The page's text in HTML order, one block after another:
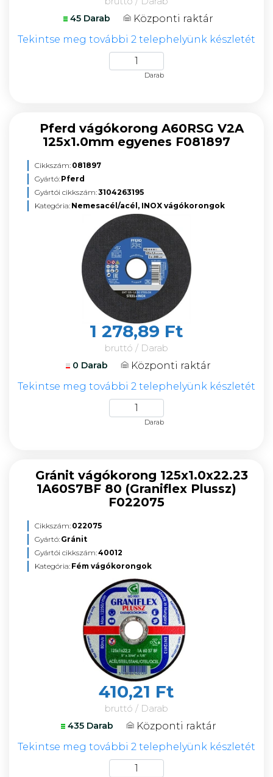
45 Darab
Központi raktár
Tekintse meg további 2 telephelyünk készletét
Darab
Pferd vágókorong A60RSG V2A
125x1.0mm egyenes F081897
Cikkszám: 081897
Gyártó: Pferd
Gyártói cikkszám:3104263195
Kategória: Nemesacél/acél, INOX vágókorongok
1 278,89 Ft
bruttó / Darab
0 Darab
Központi raktár
Tekintse meg további 2 telephelyünk készletét
Darab
Gránit vágókorong 125x1.0x22.23
1A60S7BF 80 (Graniflex Plussz)
F022075
Cikkszám: 022075
Gyártó: Gránit
Gyártói cikkszám:40012
Kategória: Fém vágókorongok
410,21 Ft
bruttó / Darab
435 Darab
Központi raktár
Tekintse meg további 2 telephelyünk készletét